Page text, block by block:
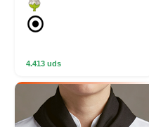
4.413 uds